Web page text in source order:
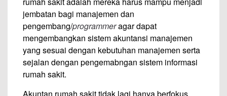
jembatan bagi manajemen dan
pengembang/programmeragar dapat
mengembangkan sistem akuntansi manajemen
yang sesuai dengan kebutuhan manajemen serta
sejalan dengan pengemabngan sistem informasi
rumah sakit.